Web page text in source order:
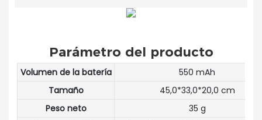
Parámetro del producto
Volumen de la batería
550 mAh
Tamaño
45,0*33,0*20,0 cm
Peso neto
35 g